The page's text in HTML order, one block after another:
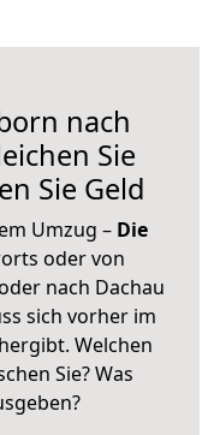
nach
Sie
Sie Geld
Umzug – Die
oder von
nach Dachau
sich vorher im
Welchen
Sie? Was